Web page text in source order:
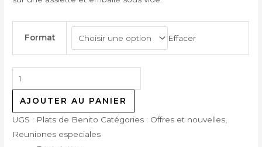
Format Effacer
AJOUTER AU PANIER
UGS : Plats de Benito Catégories : Offres et nouvelles
Reuniones especiales